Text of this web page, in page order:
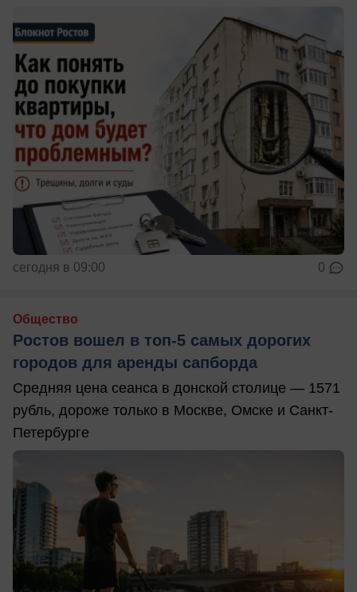
сегодня в 09:00 0
Общество
Ростов вошел в топ-5 самых дорогих
городов для аренды сапборда
Средняя цена сеанса в донской столице — 1571
рубль, дороже только в Москве, Омске и Санкт-
Петербурге